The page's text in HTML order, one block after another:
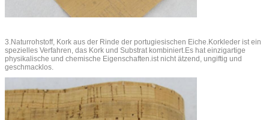
3.Naturrohstoff, Kork aus der Rinde der portugiesischen Eiche.Korkleder ist ein
spezielles Verfahren, das Kork und Substrat kombiniert.Es hat einzigartige
physikalische und chemische Eigenschaften.ist nicht ätzend, ungiftig und
geschmacklos.